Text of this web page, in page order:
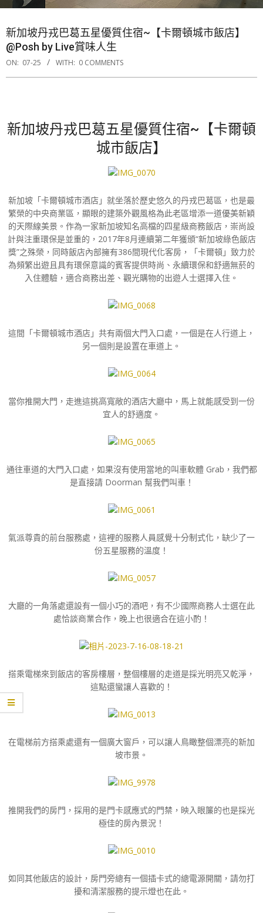
新加坡丹戎巴葛五星優質住宿~【卡爾頓城市飯店】
@Posh by Live賞味人生
ON: 07-25 WITH: 0 COMMENTS
新加坡丹戎巴葛五星優質住宿~【卡爾頓
城市飯店】
新加坡「卡爾頓城市酒店」就坐落於歷史悠久的丹戎巴葛區，也是最
繁榮的中央商業區，顯眼的建築外觀風格為此老區增添一道優美新穎
的天際線美景。作為一家新加坡知名高檔的四星級商務飯店，崇尚設
計與注重環保是並重的，2017年8月連續第二年獲頒“新加坡綠色飯店
獎”之殊榮，同時飯店內部擁有386間現代化客房，「卡爾頓」致力於
為頻繁出遊且具有環保意識的賓客提供時尚、永續環保和舒適無菸的
入住體驗，適合商務出差、觀光購物的出遊人士選擇入住。
這間「卡爾頓城市酒店」共有兩個大門入口處，一個是在人行道上，
另一個則是設置在車道上。
當你推開大門，走進這挑高寬敞的酒店大廳中，馬上就能感受到一份
宜人的舒適度。
通往車道的大門入口處，如果沒有使用當地的叫車軟體 Grab，我們都
是直接請 Doorman 幫我們叫車！
氣派尊貴的前台服務處，這裡的服務人員感覺十分制式化，缺少了一
份五星服務的溫度！
大廳的一角落處還設有一個小巧的酒吧，有不少國際商務人士選在此
處恰談商業合作，晚上也很適合在這小酌！
搭乘電梯來到飯店的客房樓層，整個樓層的走道是採光明亮又乾淨，
這點還蠻讓人喜歡的！
在電梯前方搭乘處還有一個廣大窗戶，可以讓人鳥瞰整個漂亮的新加
坡市景。
推開我們的房門，採用的是門卡感應式的門禁，映入眼簾的也是採光
極佳的房內景況！
如同其他飯店的設計，房門旁總有一個插卡式的總電源開關，請勿打
擾和清潔服務的提示燈也在此。